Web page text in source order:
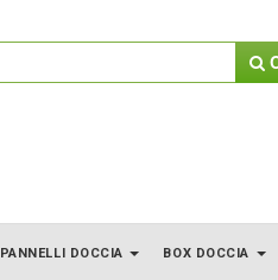
PANNELLI DOCCIA BOX DOCCIA